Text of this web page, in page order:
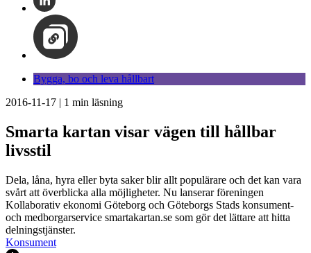
Bygga, bo och leva hållbart
2016-11-17 | 1 min läsning
Smarta kartan visar vägen till hållbar
livsstil
Dela, låna, hyra eller byta saker blir allt populärare och det kan vara
svårt att överblicka alla möjligheter. Nu lanserar föreningen
Kollaborativ ekonomi Göteborg och Göteborgs Stads konsument-
och medborgarservice smartakartan.se som gör det lättare att hitta
delningstjänster.
Konsument